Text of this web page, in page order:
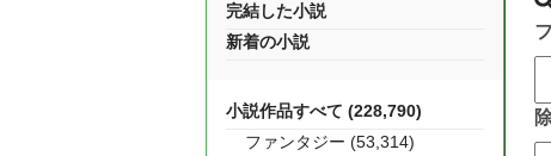
完結した小説
新着の小説
小説作品すべて (228,790)
ファンタジー (53,314)